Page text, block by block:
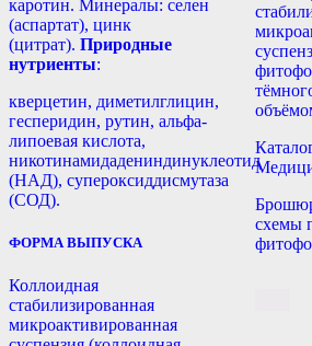
каротин. Минералы: селен
(аспартат), цинк
(цитрат). Природные
нутриенты:
кверцетин, диметилглицин,
гесперидин, рутин, альфа-
липоевая кислота,
никотинамидадениндинуклеотид
(НАД), супероксиддисмутаза
(СОД).
ФОРМА ВЫПУСКА
Коллоидная
стабилизированная
микроактивированная
схемы